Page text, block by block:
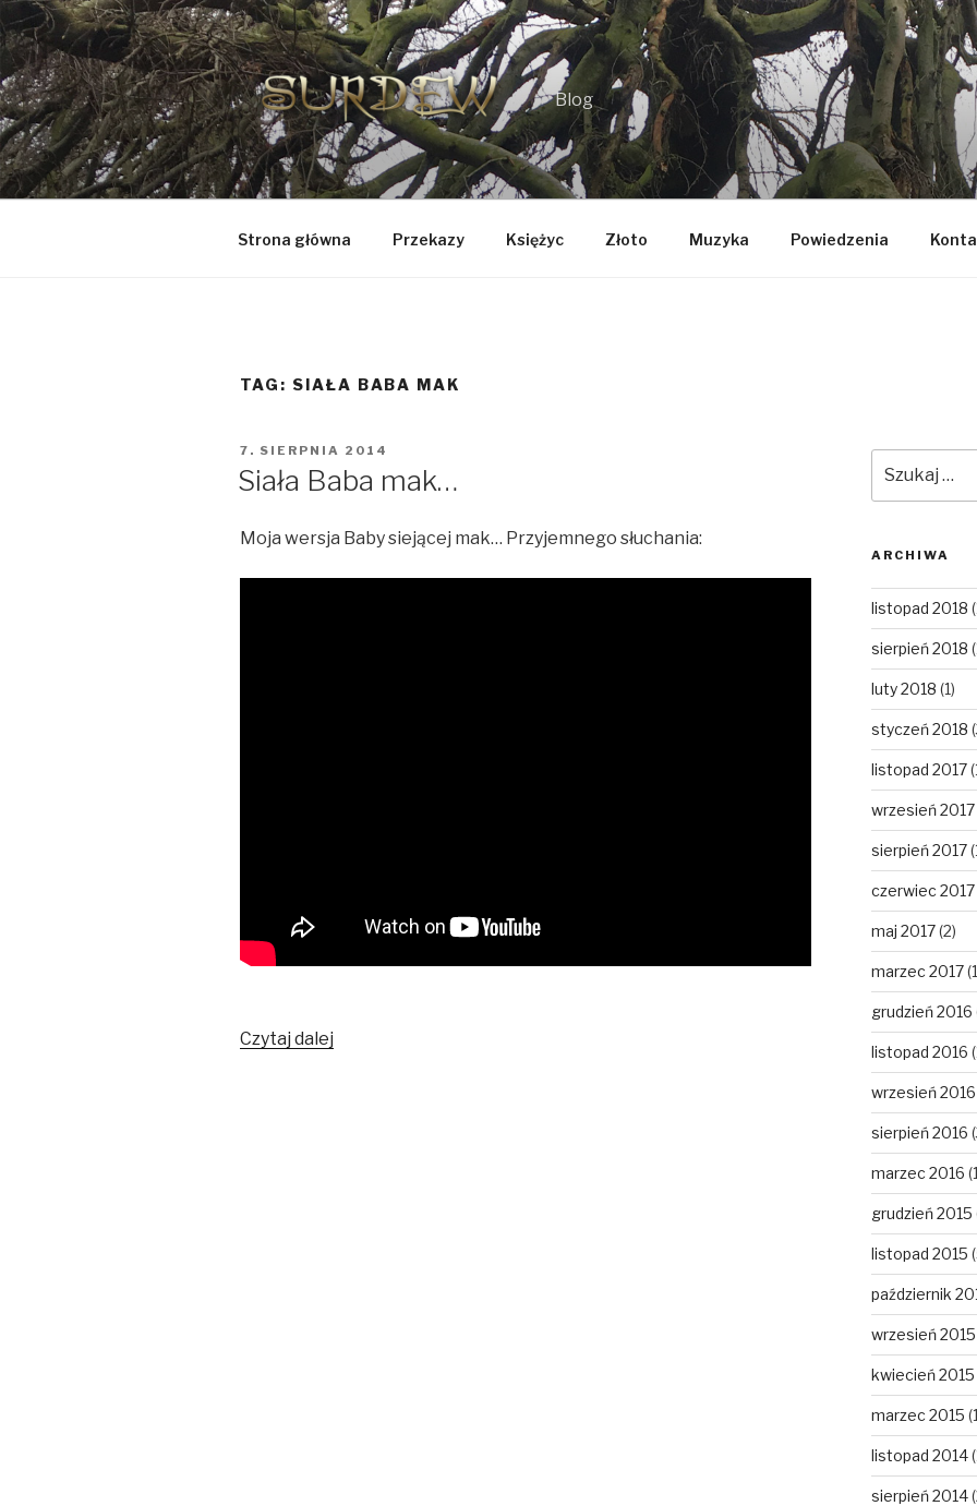
Przejdź
do
treści
Blog
Strona główna Przekazy Księżyc Złoto Muzyka Powiedzenia
TAG: SIAŁA BABA MAK
OPUBLIKOWANE
7. SIERPNIA 2014
Siała Baba mak…
Moja wersja Baby siejącej mak… Przyjemnego słuchania:
Czytaj dalej
ARCHIWA
listopad 2018
sierpień 2018
luty 2018 (1)
styczeń 2018
listopad 2017
wrzesień 2017
sierpień 2017
czerwiec 2017
maj 2017(2)
marzec 2017
grudzień 2016
listopad 2016
wrzesień 2016
sierpień 2016
marzec 2016
grudzień 2015
listopad 2015
październik
wrzesień 2015
kwiecień 2015
marzec 2015
listopad 2014
sierpień 2014